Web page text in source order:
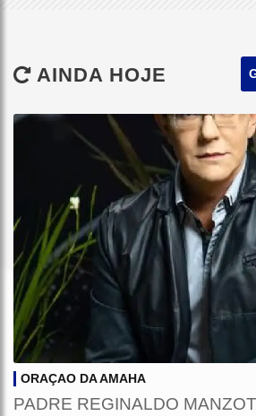
AINDA HOJE
ORAÇAO DA AMAHA
PADRE REGINALDO